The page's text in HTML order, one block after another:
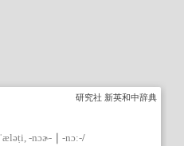
研究社 新英和中辞典
‐nɔɚ‐ ‐nɔː‐/